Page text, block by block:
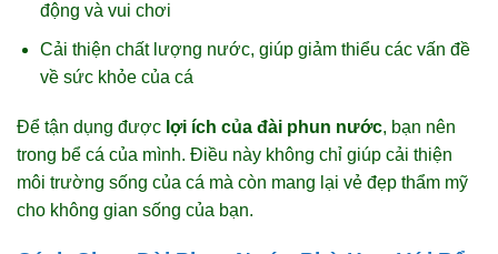
động và vui chơi
Cải thiện chất lượng nước, giúp giảm thiểu các vấn đề
về sức khỏe của cá
Để tận dụng được lợi ích của đài phun nước, bạn nên
trong bể cá của mình. Điều này không chỉ giúp cải thiện
môi trường sống của cá mà còn mang lại vẻ đẹp thẩm mỹ
cho không gian sống của bạn.